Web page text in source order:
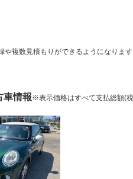
や複数見積もりができるようになります
車情報※表示価格はすべて支払総額(